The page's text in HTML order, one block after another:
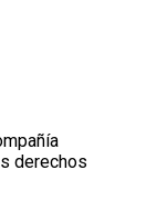
derechos